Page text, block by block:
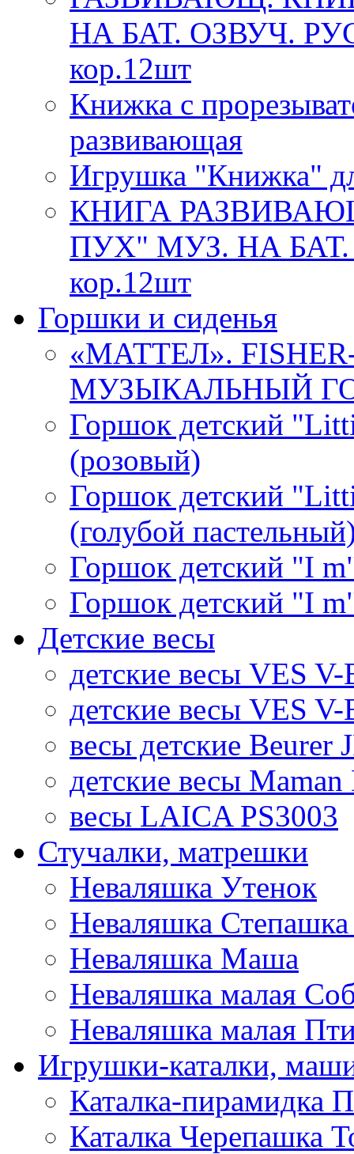
НА БАТ. ОЗВУЧ.
кор.12шт
Книжка с
развивающая
Игрушка "Книжка"
КНИГА
ПУХ" МУЗ. НА
кор.12шт
Горшки и сиденья
«МАТТЕЛ».
МУЗЫКАЛЬНЫЙ
Горшок детский
(розовый)
Горшок детский
(голубой
Горшок детский "I
Горшок детский "I
Детские весы
детские весы VES
детские весы VES
весы детские Beurer
детские весы
весы LAICA PS3003
Стучалки, матрешки
Неваляшка Утенок
Неваляшка Степашка
Неваляшка Маша
Неваляшка малая
Неваляшка малая
Игрушки-каталки,
Каталка-пирамидка
Каталка Черепашка